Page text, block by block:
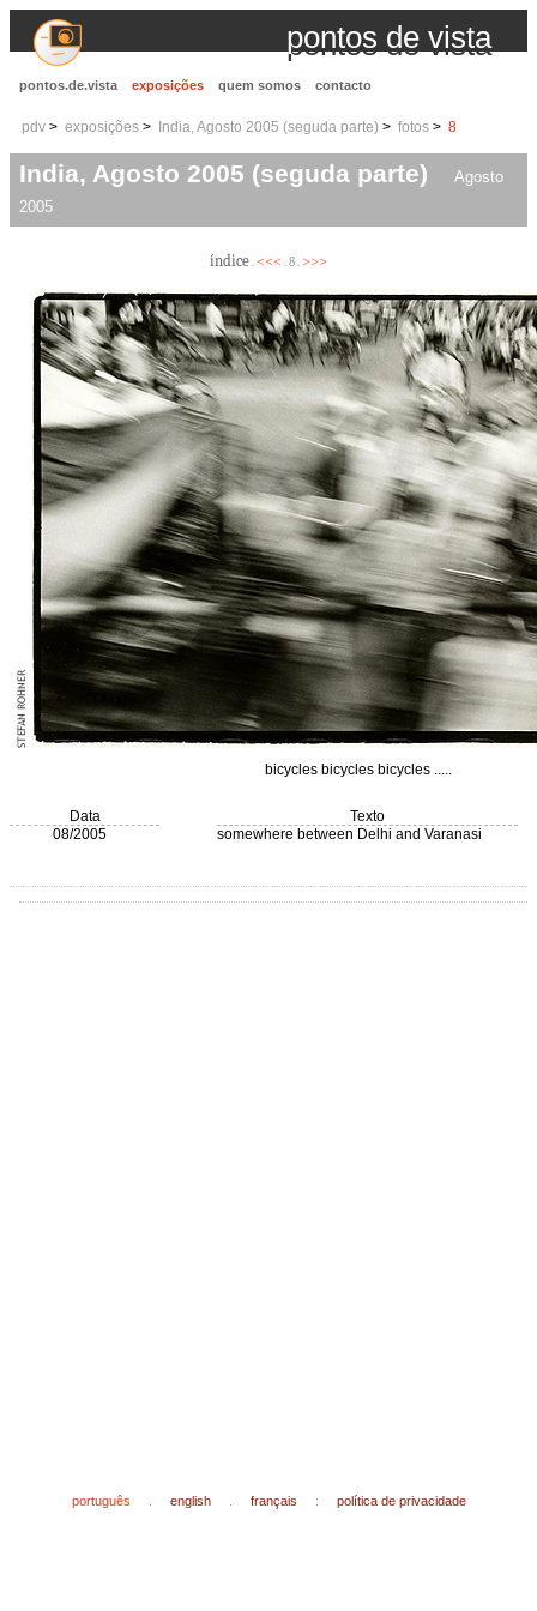
pontos de vista
pontos.de.vista exposições quem somos contacto
pdv exposições India, Agosto 2005 (seguda parte) fotos 8
India, Agosto 2005 (seguda parte)
Agosto
2005
índice. <<< . 8 . >>>
bicycles bicycles bicycles .....
Data
08/2005
Texto
somewhere between Delhi and Varanasi
português english français : política de privacidade